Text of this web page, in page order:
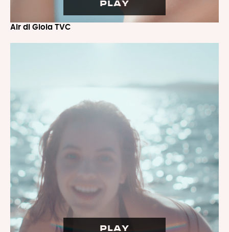
PLAY
Air di Gioia TVC
PLAY